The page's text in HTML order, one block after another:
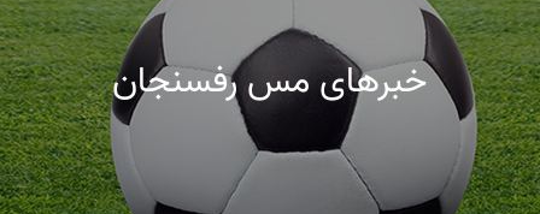
خبرهای مس رفسنجان
خبرها شـطرنج